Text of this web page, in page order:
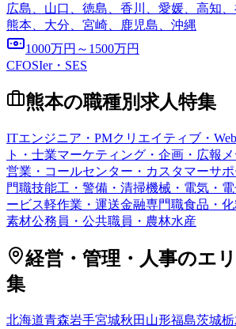
広島、山口、徳島、香川、愛媛、高知、
熊本、大分、宮崎、鹿児島、沖縄
1000万円～1500万円
CFOSIer・SES
熊本の職種別求人特集
ITエンジニア・PMクリエイティブ・
ト・士業マーケティング・企画・広報
営業・コールセンター・カスタマーサポ
門職技能工・警備・清掃機械・電気・
ービス軽作業・運送金融専門職食品・
素材公務員・公共職員・農林水産
経営・管理・人事のエ
集
北海道青森岩手宮城秋田 山形福島茨城